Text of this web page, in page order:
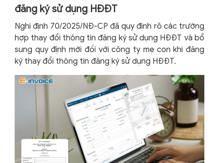
đăng ký sử dụng HĐĐT
Nghị định 70/2025/NĐ-CP đã quy định rõ các trường
hợp thay đổi thông tin đăng ký sử dụng HĐĐT và bổ
sung quy định mới đối với công ty mẹ con khi đăng
ký thay đổi thông tin đăng ký sử dụng HĐĐT.